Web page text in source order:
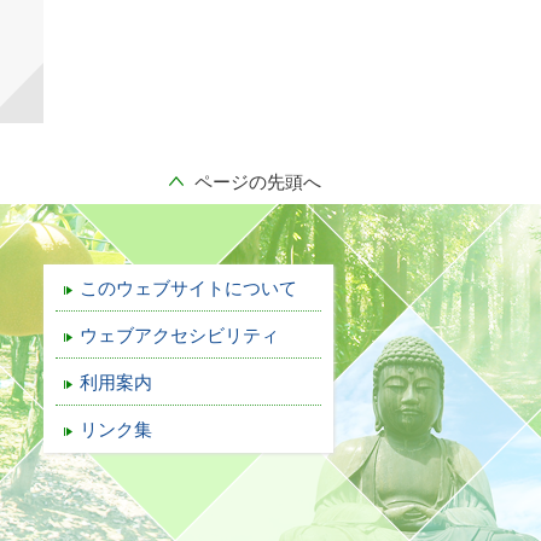
ページの先頭へ
このウェブサイトについて
ウェブアクセシビリティ
利用案内
リンク集